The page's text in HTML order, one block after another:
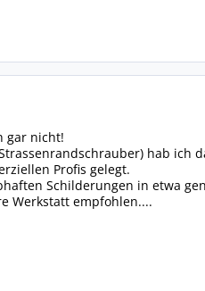
gar nicht!
hab ich
Profis gelegt.
Schilderungen in etwa
Werkstatt empfohlen....